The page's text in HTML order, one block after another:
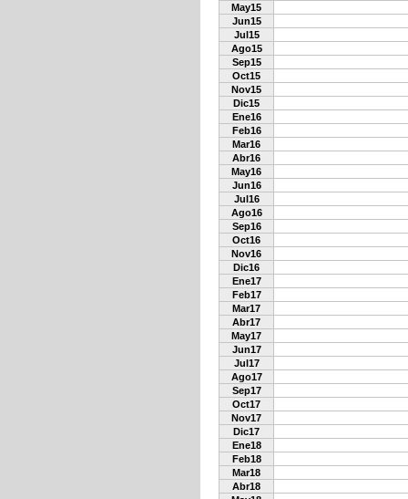
May15
Jun15
Jul15
Ago15
Sep15
Oct15
Nov15
Dic15
Ene16
Feb16
Mar16
Abr16
May16
Jun16
Jul16
Ago16
Sep16
Oct16
Nov16
Dic16
Ene17
Feb17
Mar17
Abr17
May17
Jun17
Jul17
Ago17
Sep17
Oct17
Nov17
Dic17
Ene18
Feb18
Mar18
Abr18